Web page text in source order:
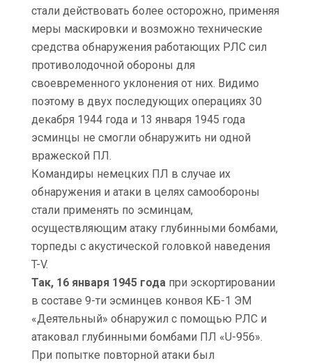
стали действовать более осторожно, применяя
меры маскировки и возможно технические
средства обнаружения работающих РЛС сил
противолодочной обороны для
своевременного уклонения от них. Видимо
поэтому в двух последующих операциях 30
декабря 1944 года и 13 января 1945 года
эсминцы не смогли обнаружить ни одной
вражеской ПЛ.
Командиры немецких ПЛ в случае их
обнаружения и атаки в целях самообороны
стали применять по эсминцам,
осуществляющим атаку глубинными бомбами,
торпеды с акустической головкой наведения
T-V.
Так, 16 января 1945 года при эскортировании
в составе 9-ти эсминцев конвоя КБ-1 ЭМ
«Деятельный» обнаружил с помощью РЛС и
атаковал глубинными бомбами ПЛ «U-956».
При попытке повторной атаки был